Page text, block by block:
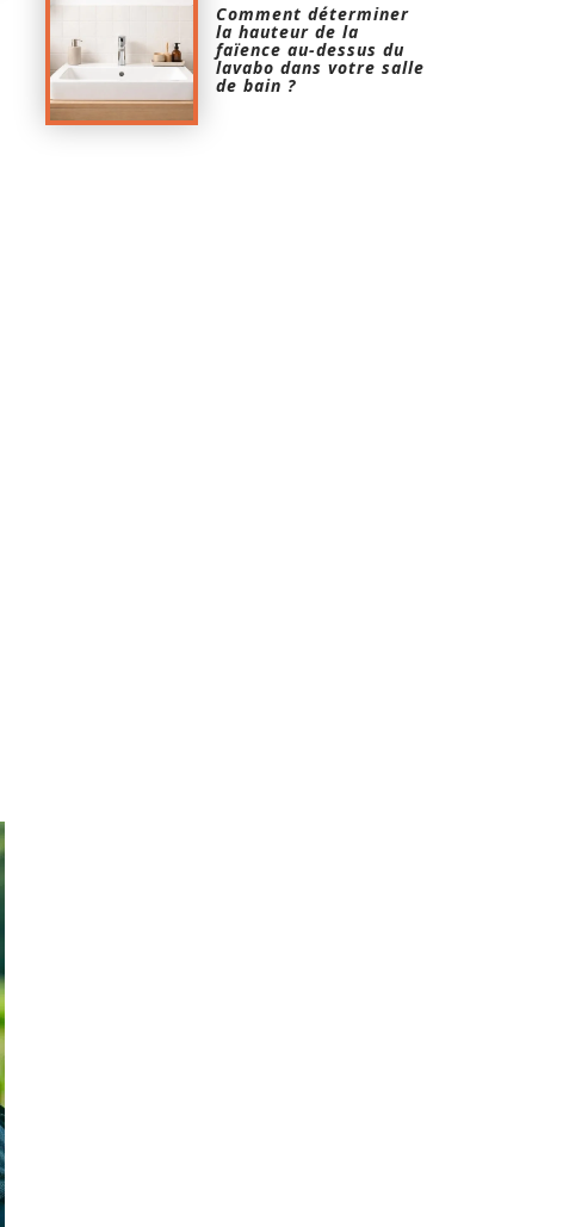
Comment déterminer
la hauteur de la
faïence au-dessus du
lavabo dans votre salle
de bain ?